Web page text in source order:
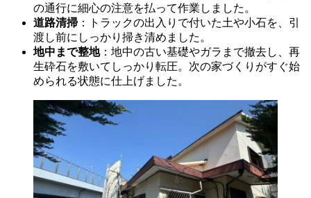
の通行に細心の注意を払って作業しました。
道路清掃 ：トラックの出入りで付いた土や小石を、引
渡し前にしっかり掃き清めました。
地中まで整地：地中の古い基礎やガラまで撤去し、再
生砕石を敷いてしっかり転圧。次の家づくりがすぐ始
められる状態に仕上げました。